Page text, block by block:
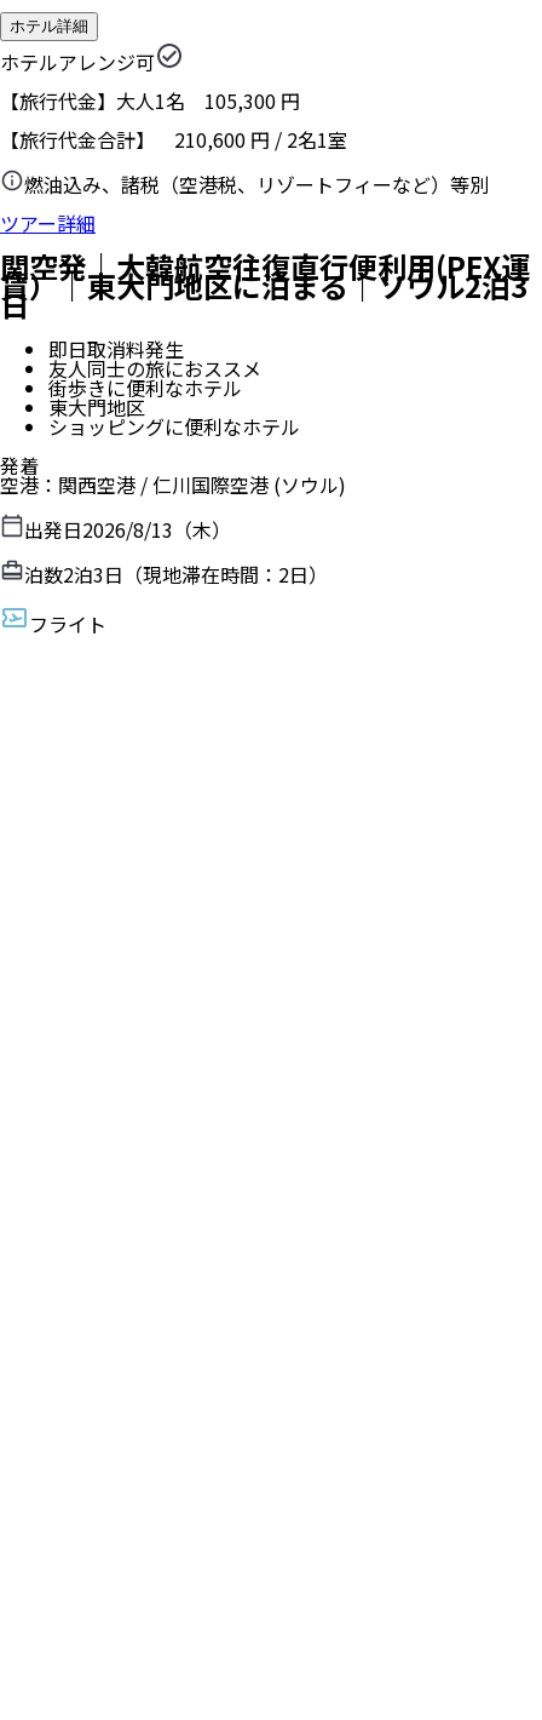
ホテル詳細
ホテルアレンジ可
【旅行代金】大人1名 105,300 円
【旅行代金合計】 210,600 円 / 2名1室
燃油込み、諸税（空港税、リゾートフィーなど）等別
ツアー詳細
関空発｜大韓航空往復直行便利用(PEX運
賃）｜東大門地区に泊まる｜ソウル2泊3
日
即日取消料発生
友人同士の旅におススメ
街歩きに便利なホテル
東大門地区
ショッピングに便利なホテル
発着
空港 ： 関西空港 /仁川国際空港 (ソウル)
出発日2026/8/13（木）
泊数2泊3日（現地滞在時間： 2日）
フライト